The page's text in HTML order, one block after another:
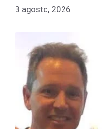
3 agosto, 2026